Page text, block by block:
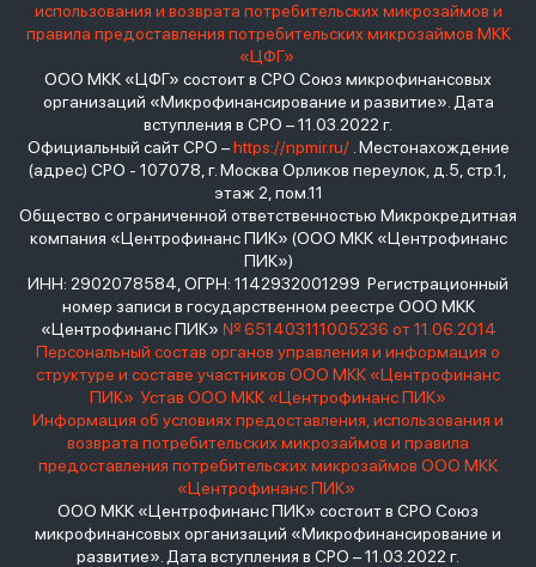
использования и возврата потребительских микрозаймов и
правила предоставления потребительских микрозаймов МКК
«ЦФГ»
ООО МКК «ЦФГ» состоит в СРО Союз микрофинансовых
организаций «Микрофинансирование и развитие». Дата
вступления в СРО – 11.03.2022 г.
Официальный сайт СРО –https://npmir.ru/. Местонахождение
(адрес) СРО - 107078, г. Москва Орликов переулок, д.5, стр.1,
этаж 2, пом.11
Общество с ограниченной ответственностью Микрокредитная
компания «Центрофинанс ПИК» (ООО МКК «Центрофинанс
ПИК»)
ИНН: 2902078584, ОГРН: 1142932001299 Регистрационный
номер записи в государственном реестре ООО МКК
«Центрофинанс ПИК» № 651403111005236 от 11.06.2014
Персональный состав органов управления и информация о
структуре и составе участников ООО МКК «Центрофинанс
ПИК» Устав ООО МКК «Центрофинанс ПИК»
Информация об условиях предоставления, использования и
возврата потребительских микрозаймов и правила
предоставления потребительских микрозаймов ООО МКК
«Центрофинанс ПИК»
ООО МКК «Центрофинанс ПИК» состоит в СРО Союз
микрофинансовых организаций «Микрофинансирование и
развитие». Дата вступления в СРО – 11.03.2022 г.